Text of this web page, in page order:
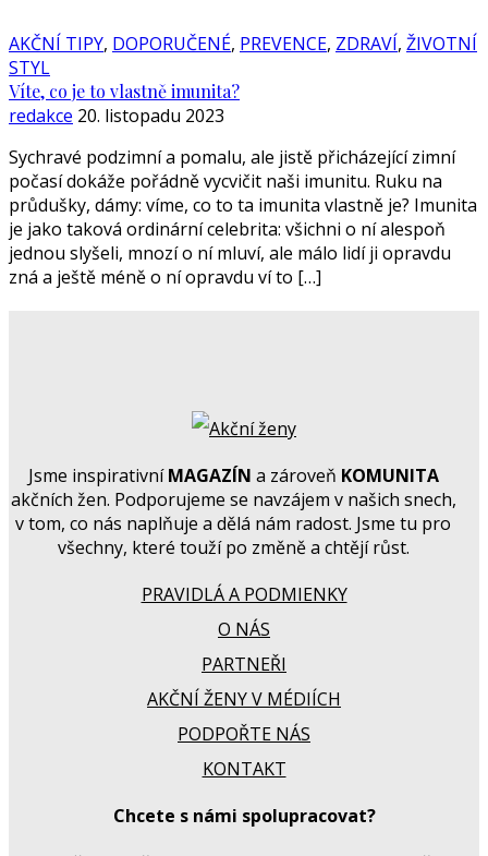
AKČNÍ TIPY, DOPORUČENÉ, PREVENCE, ZDRAVÍ, ŽIVOTNÍ
STYL
Víte, co je to vlastně imunita?
redakce 20. listopadu 2023
Sychravé podzimní a pomalu, ale jistě přicházející zimní
počasí dokáže pořádně vycvičit naši imunitu. Ruku na
průdušky, dámy: víme, co to ta imunita vlastně je? Imunita
je jako taková ordinární celebrita: všichni o ní alespoň
jednou slyšeli, mnozí o ní mluví, ale málo lidí ji opravdu
zná a ještě méně o ní opravdu ví to […]
Jsme inspirativníMAGAZÍN a zároveň KOMUNITA
akčních žen. Podporujeme se navzájem v našich snech,
v tom, co nás naplňuje a dělá nám radost. Jsme tu pro
všechny, které touží po změně a chtějí růst.
PRAVIDLÁ A PODMIENKY
O NÁS
PARTNEŘI
AKČNÍ ŽENY V MÉDIÍCH
PODPOŘTE NÁS
KONTAKT
Chcete s námi spolupracovat?